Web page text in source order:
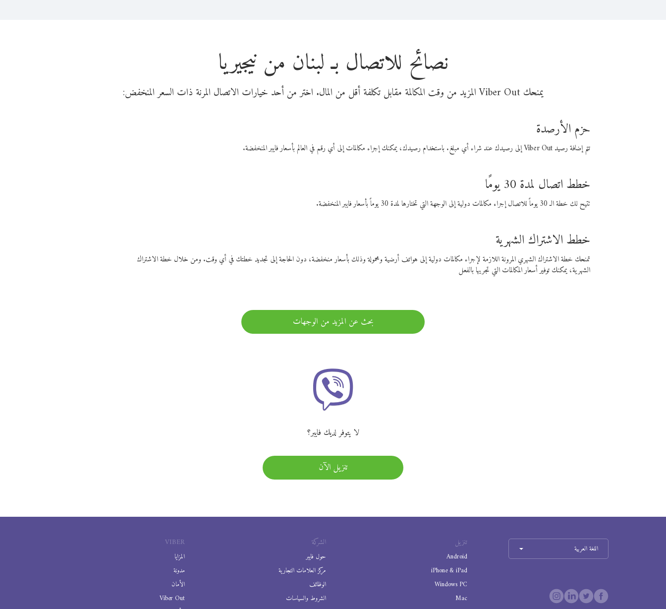
نصائح للاتصال بـ لبنان من نيجيريا
يمنحك Viber Out المزيد من وقت المكالمة مقابل تكلفة أقل من المال. اختر من أحد خيارات الاتصال المرنة ذات السعر المنخفض:
حزم الأرصدة
تتم إضافة رصيد Viber Out إلى رصيدك عند شراء أي مبلغ. باستخدام رصيدك، يمكنك إجراء مكالمات إلى أي رقم في العالم بأسعار فايبر المنخفضة.
خطط اتصال لمدة 30 يومًا
تتيح لك خطة الـ 30 يوماً للاتصال إجراء مكالمات دولية إلى الوجهة التي تختارها لمدة 30 يوماً بأسعار فايبر المنخفضة.
خطط الاشتراك الشهرية
تمنحك خطة الاشتراك الشهري المرونة اللازمة لإجراء مكالمات دولية إلى هواتف أرضية ومحمولة وذلك بأسعار منخفضة، دون الحاجة إلى تجديد خطتك في أي وقت. ومن خلال خطة الاشتراك
الشهرية، يمكنك توفير أسعار المكالمات التي تجريها بالفعل
بحث عن المزيد من الوجهات
لا يتوفر لديك فايبر؟
تنزيل الآن
VIBER
المزايا
مدونة
الأمان
Viber Out
الشركة
حول فايبر
مركز العلامات التجارية
الوظائف
الشروط والسياسات
تنزيل
Android
iPhone & iPad
Windows PC
Mac
اللغة العربية